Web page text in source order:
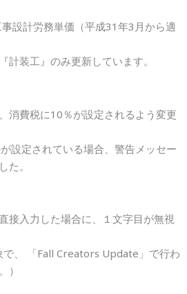
設計労務単価（平成31年3月から適
装工』のみ更新しています。
消費税に10％が設定されるよう変更
設定されている場合、警告メッセー
た。
接入力した場合に、１文字目が無視
で、 「Fall Creators Update」で行わ
）